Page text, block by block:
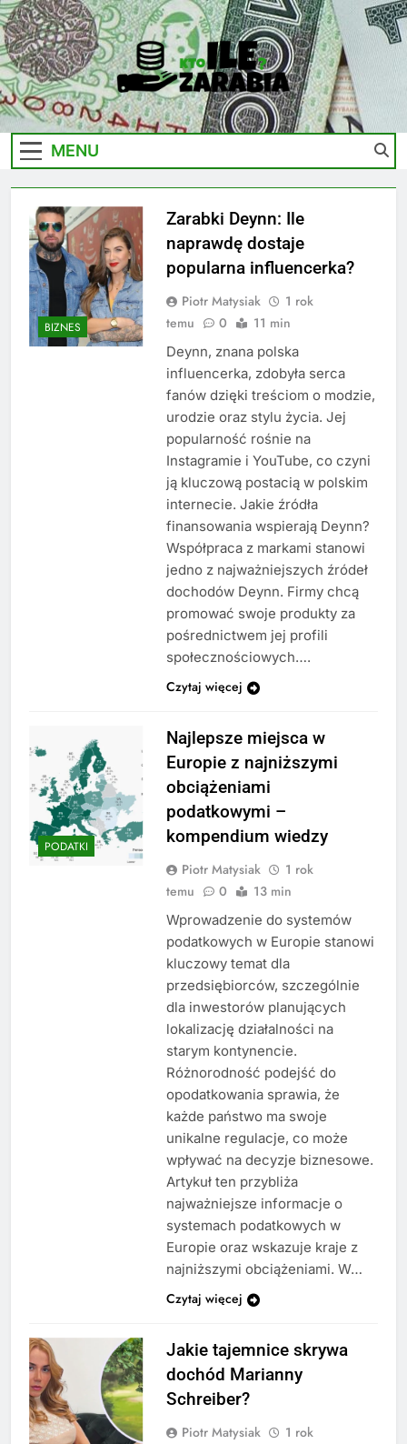
Skip
to
content
Ile-
Zarabia.edu.pl
Zarobki Gwiazd, Ciekawostki I Biznes
MENU
BIZNES
Zarabki Deynn: Ile
naprawdę dostaje
popularna influencerka?
Piotr Matysiak
1 rok
temu
0 11 min
Deynn, znana polska
influencerka, zdobyła serca
fanów dzięki treściom o modzie,
urodzie oraz stylu życia. Jej
popularność rośnie na
Instagramie i YouTube, co czyni
ją kluczową postacią w polskim
internecie. Jakie źródła
finansowania wspierają Deynn?
Współpraca z markami stanowi
jedno z najważniejszych źródeł
dochodów Deynn. Firmy chcą
promować swoje produkty za
pośrednictwem jej profili
społecznościowych….
Czytaj więcej
PODATKI
Najlepsze miejsca w
Europie z najniższymi
obciążeniami
podatkowymi –
kompendium wiedzy
Piotr Matysiak
1 rok
temu
0 13 min
Wprowadzenie do systemów
podatkowych w Europie stanowi
kluczowy temat dla
przedsiębiorców, szczególnie
dla inwestorów planujących
lokalizację działalności na
starym kontynencie.
Różnorodność podejść do
opodatkowania sprawia, że
każde państwo ma swoje
unikalne regulacje, co może
wpływać na decyzje biznesowe.
Artykuł ten przybliża
najważniejsze informacje o
systemach podatkowych w
Europie oraz wskazuje kraje z
najniższymi obciążeniami. W…
Czytaj więcej
Jakie tajemnice skrywa
dochód Marianny
Schreiber?
Piotr Matysiak
1 rok